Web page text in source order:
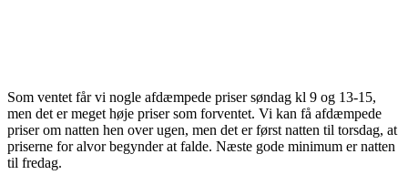
Som ventet får vi nogle afdæmpede priser søndag kl 9 og 13-15,
men det er meget høje priser som forventet. Vi kan få afdæmpede
priser om natten hen over ugen, men det er først natten til torsdag, at
priserne for alvor begynder at falde. Næste gode minimum er natten
til fredag.